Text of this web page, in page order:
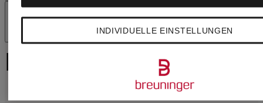
ÜBER BREUNINGER
BREUNINGER
INDIVIDUELLE EINSTELLUNGEN